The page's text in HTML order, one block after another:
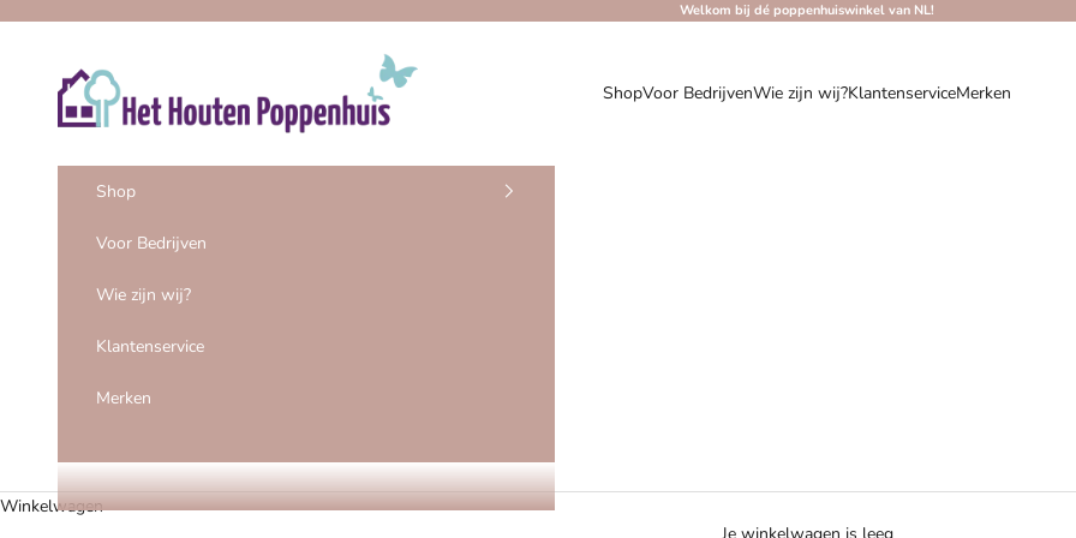
Welkom bij dé poppenhuiswinkel van NL!
Het Houten Poppenhuis
ShopVoor BedrijvenWie zijn wij?KlantenserviceMerken
Shop
Voor Bedrijven
Wie zijn wij?
Klantenservice
Merken
Winkelwagen